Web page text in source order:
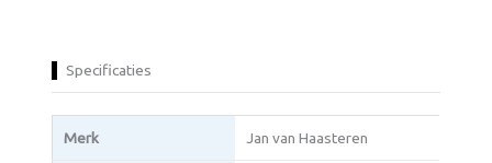
Specificaties
Merk Jan van Haasteren